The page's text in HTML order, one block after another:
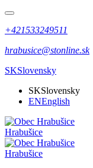
+421533249511
hrabusice@stonline.sk
SKSlovensky
SKSlovensky
ENEnglish
Hrabušice
Hrabušice